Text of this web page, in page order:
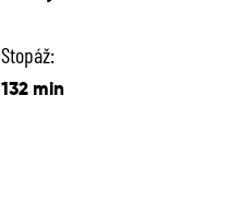
Stopáž:
132 min